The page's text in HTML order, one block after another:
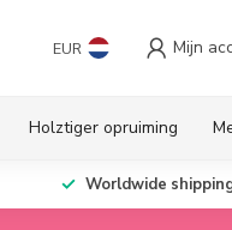
EUR Mijn
Holztiger opruiming
Worldwide